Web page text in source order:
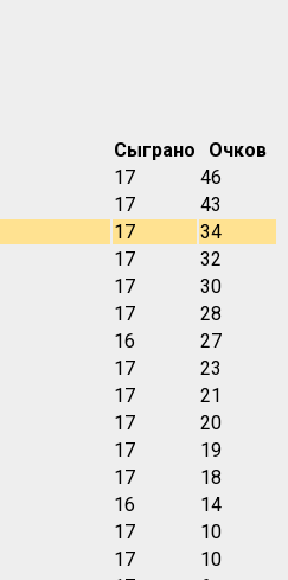
Сыграно
Очков
17
46
17
43
17
34
17
32
17
30
17
28
16
27
17
23
17
21
17
20
17
19
17
18
16
14
17
10
17
10